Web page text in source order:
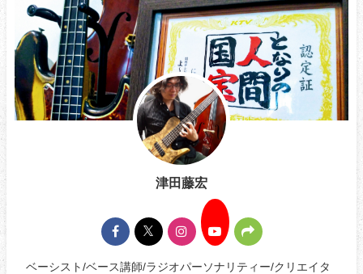
津田藤宏
ベーシスト/ベース講師/ラジオパーソナリティー/クリエイタ